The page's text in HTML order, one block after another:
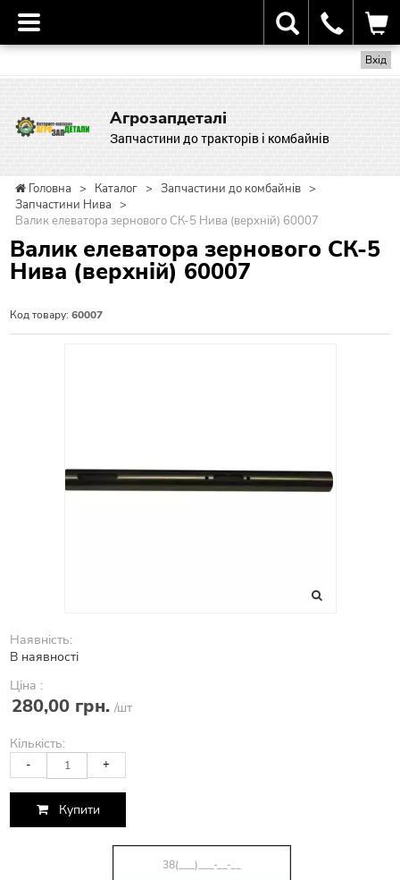
Вхід
Агрозапдеталі
Запчастини до тракторів і комбайнів
Головна > Каталог > Запчастини до комбайнів >
Запчастини Нива >
Валик елеватора зернового СК-5 Нива (верхній) 60007
Валик елеватора зернового СК-5
Нива (верхній) 60007
Код товару: 60007
Наявність:
В наявності
Ціна :
280,00 грн. /шт
Кількість:
- +
Купити